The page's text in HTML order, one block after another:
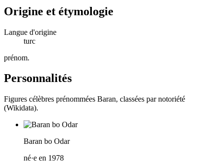
Origine et étymologie
Langue d'origine
turc
prénom.
Personnalités
Figures célèbres prénommées Baran, classées par notoriété
(Wikidata).
Baran bo Odar
né·e en 1978